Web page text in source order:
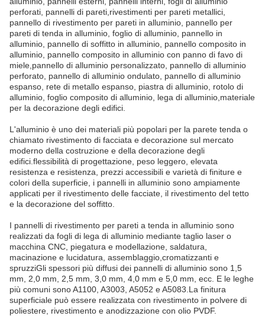
perforati, pannelli di pareti,rivestimenti per pareti metallici,
pannello di rivestimento per pareti in alluminio, pannello per
pareti di tenda in alluminio, foglio di alluminio, pannello in
alluminio, pannello di soffitto in alluminio, pannello composito in
alluminio, pannello composito in alluminio con panno di favo di
miele,pannello di alluminio personalizzato, pannello di alluminio
perforato, pannello di alluminio ondulato, pannello di alluminio
espanso, rete di metallo espanso, piastra di alluminio, rotolo di
alluminio, foglio composito di alluminio, lega di alluminio,materiale
per la decorazione degli edifici.
L'alluminio è uno dei materiali più popolari per la parete tenda o
chiamato rivestimento di facciata e decorazione sul mercato
moderno della costruzione e della decorazione degli
edifici.flessibilità di progettazione, peso leggero, elevata
resistenza e resistenza, prezzi accessibili e varietà di finiture e
colori della superficie, i pannelli in alluminio sono ampiamente
applicati per il rivestimento delle facciate, il rivestimento del tetto
e la decorazione del soffitto.
I pannelli di rivestimento per pareti a tenda in alluminio sono
realizzati da fogli di lega di alluminio mediante taglio laser o
macchina CNC, piegatura e modellazione, saldatura,
macinazione e lucidatura, assemblaggio,cromatizzanti e
spruzziGli spessori più diffusi dei pannelli di alluminio sono 1,5
mm, 2,0 mm, 2,5 mm, 3,0 mm, 4,0 mm e 5,0 mm, ecc. E le leghe
più comuni sono A1100, A3003, A5052 e A5083.La finitura
superficiale può essere realizzata con rivestimento in polvere di
poliestere, rivestimento e anodizzazione con olio PVDF.